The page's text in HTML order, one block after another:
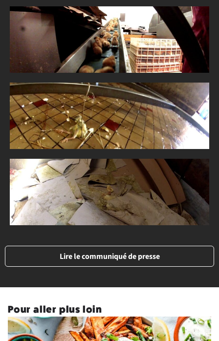
Lire le communiqué de presse
Pour aller plus loin